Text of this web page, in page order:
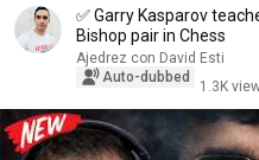
✅ Garry Kasparov
Bishop pair in Chess
Ajedrez con David Esti
Auto-dubbed
1.3K